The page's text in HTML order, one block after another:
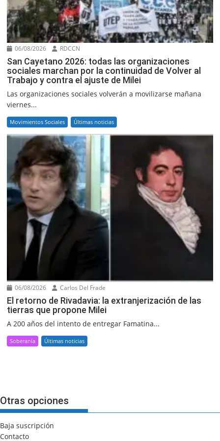
06/08/2026 RDCCN
San Cayetano 2026: todas las organizaciones
sociales marchan por la continuidad de Volver al
Trabajo y contra el ajuste de Milei
Las organizaciones sociales volverán a movilizarse mañana
viernes...
Movimientos Sociales Últimas noticias
06/08/2026 Carlos Del Frade
El retorno de Rivadavia: la extranjerización de las
tierras que propone Milei
A 200 años del intento de entregar Famatina...
Soberanía Últimas noticias
Otras opciones
Baja suscripción
Contacto